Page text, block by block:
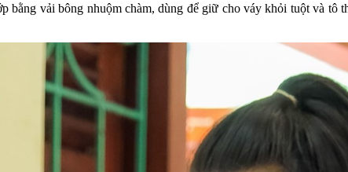
vải bông nhuộm chàm, dùng để giữ cho váy khỏi tuột và tô